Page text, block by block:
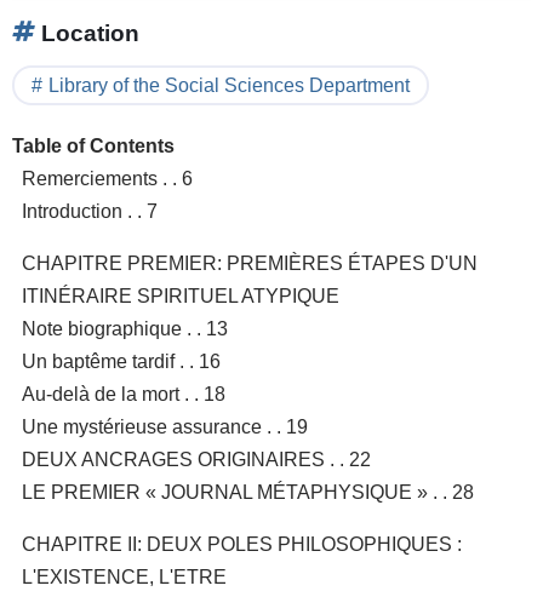
Location
Library of the Social Sciences Department
Table of Contents
Remerciements . . 6
Introduction . . 7
CHAPITRE PREMIER: PREMIÈRES ÉTAPES D'UN
ITINÉRAIRE SPIRITUEL ATYPIQUE
Note biographique . . 13
Un baptême tardif . . 16
Au-delà de la mort . . 18
Une mystérieuse assurance . . 19
DEUX ANCRAGES ORIGINAIRES . . 22
LE PREMIER « JOURNAL MÉTAPHYSIQUE » . . 28
CHAPITRE II: DEUX POLES PHILOSOPHIQUES :
L'EXISTENCE, L'ETRE